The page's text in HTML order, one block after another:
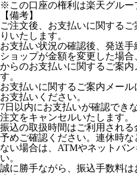
※この口座の権利は楽天グルー
【備考】
ご注文後、お支払いに関する
りいたします。
お支払い状況の確認後、発送手
ショップが金額を変更した場
からのお支払いに関するご案
す。
お支払いに関するご案内メール
お支払いください。
7日以内にお支払いが確認でき
注文をキャンセルいたします。
振込の取扱時間はご利用され
予めご確認ください。連休時
ない場合は、ATMやネットバ
い。
誠に勝手ながら、振込手数料